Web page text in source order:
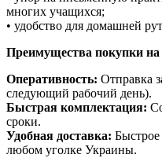
многих учащихся;
• удобство для домашней
Преимущества покупки на
Оперативность: Отправка
следующий рабочий день).
Быстрая комплектация:
сроки.
Удобная доставка:
любом уголке Украины.